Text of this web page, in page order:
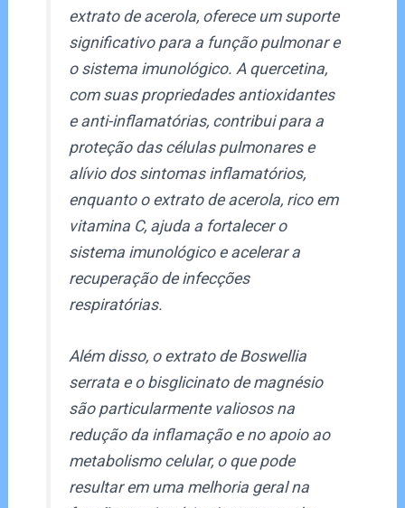
extrato de acerola, oferece um suporte
significativo para a função pulmonar e
o sistema imunológico. A quercetina,
com suas propriedades antioxidantes
e anti-inflamatórias, contribui para a
proteção das células pulmonares e
alívio dos sintomas inflamatórios,
enquanto o extrato de acerola, rico em
vitamina C, ajuda a fortalecer o
sistema imunológico e acelerar a
recuperação de infecções
respiratórias.
Além disso, o extrato de Boswellia
serrata e o bisglicinato de magnésio
são particularmente valiosos na
redução da inflamação e no apoio ao
metabolismo celular, o que pode
resultar em uma melhoria geral na